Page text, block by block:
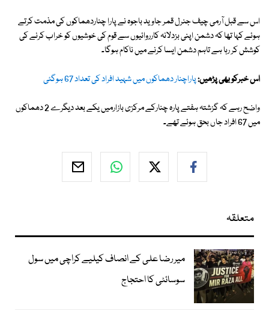
اس سے قبل آرمی چیف جنرل قمر جاوید باجوہ نے پارا چناردھماکوں کی مذمت کرتے
ہوئے کہا تھا کہ دشمن اپنی بزدلانہ کارروائیوں سے قوم کی خوشیوں کو خراب کرنے کی
کوشش کر رہا ہے تاہم دشمن ایسا کرنے میں ناکام ہوگا۔
اس خبرکو بھی پڑھیں:پاراچنار دھماکوں میں شہید افراد کی تعداد 67 ہوگئی
واضح رہے کہ گزشتہ ہفتے پارہ چنارکے مرکزی بازارمیں یکے بعد دیگرے 2 دھماکوں
میں 67 افراد جاں بحق ہوئے تھے۔
متعلقہ
میر رضا علی کے انصاف کیلیے کراچی میں سول
سوسائٹی کا احتجاج